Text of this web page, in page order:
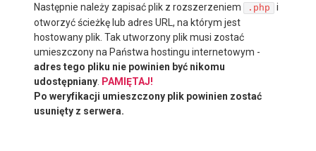
Następnie należy zapisać plik z rozszerzeniem .php
i
otworzyć ścieżkę lub adres URL, na którym jest
hostowany plik. Tak utworzony plik musi zostać
umieszczony na Państwa hostingu internetowym -
adres tego pliku nie powinien być nikomu
udostępniany PAMIĘTAJ!
Po weryfikacji umieszczony plik powinien zostać
usunięty z serwera.